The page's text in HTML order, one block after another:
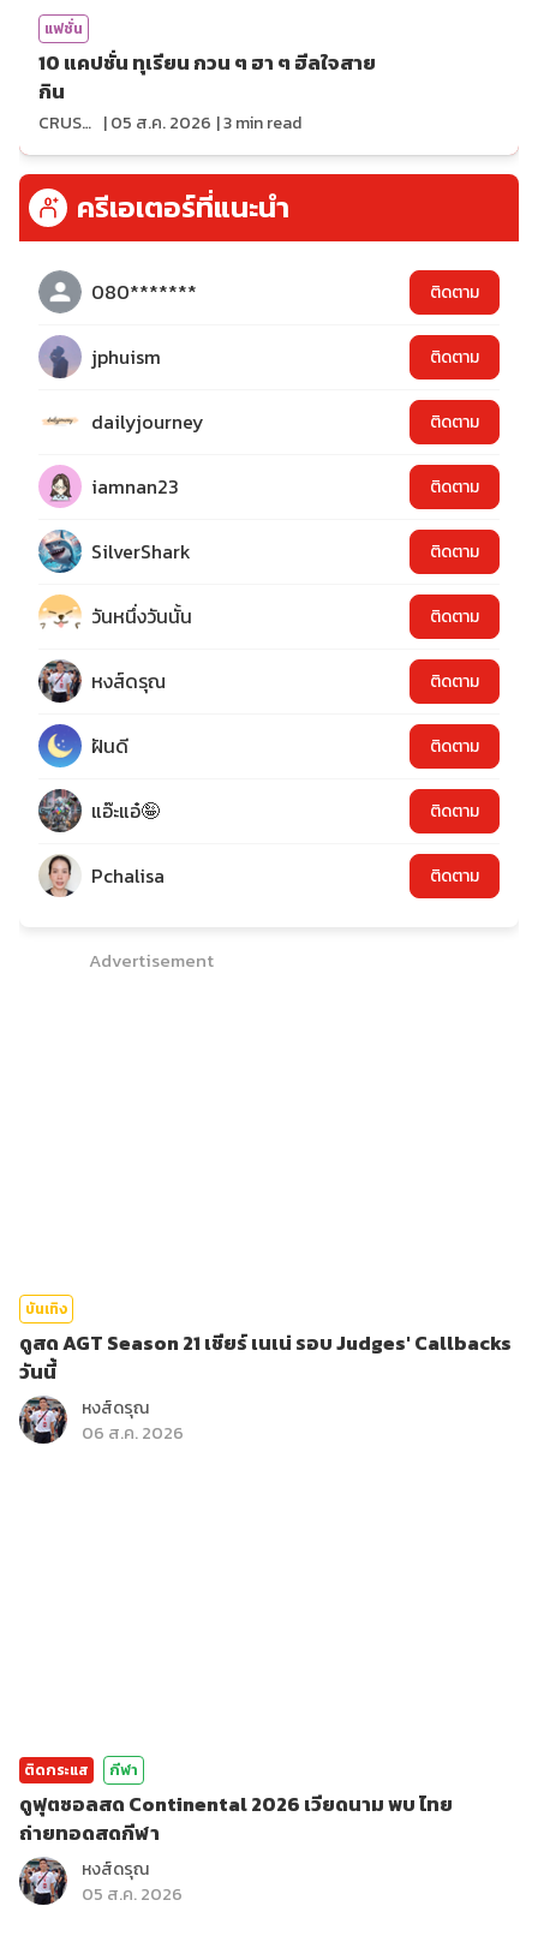
แฟชั่น
10 แคปชั่น ทุเรียน กวน ๆ ฮา ๆ ฮีลใจสาย
กิน
CRUSHที่แปลว่าแอบชอบ |05 ส.ค. 2026 |3min read
ครีเอเตอร์ที่แนะนำ
080******* ติดตาม
jphuism ติดตาม
dailyjourney ติดตาม
iamnan23 ติดตาม
SilverShark ติดตาม
วันหนึ่งวันนั้น ติดตาม
หงส์ดรุณ ติดตาม
ฝันดี ติดตาม
แอ๊ะแอ๋🤪 ติดตาม
Pchalisa ติดตาม
Advertisement
บันเทิง
ดูสด AGT Season 21 เชียร์ เนเน่ รอบ Judges' Callbacks
วันนี้
หงส์ดรุณ
06 ส.ค. 2026
ติดกระแส กีฬา
ดูฟุตซอลสด Continental 2026 เวียดนาม พบ ไทย
ถ่ายทอดสดกีฬา
หงส์ดรุณ
05 ส.ค. 2026